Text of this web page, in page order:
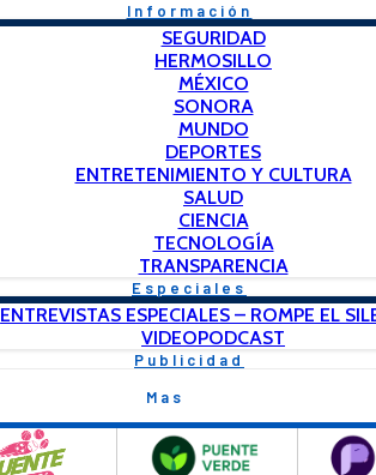
Información
SEGURIDAD
HERMOSILLO
MÉXICO
SONORA
MUNDO
DEPORTES
ENTRETENIMIENTO Y CULTURA
SALUD
CIENCIA
TECNOLOGÍA
TRANSPARENCIA
Especiales
ENTREVISTAS ESPECIALES – ROMPE EL
VIDEOPODCAST
Publicidad
Mas